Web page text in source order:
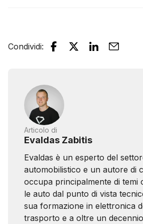
Condividi:
Articolo di
Evaldas Zabitis
Evaldas è un esperto del
automobilistico e un autore di
occupa principalmente di temi
le auto dal punto di vista
sua formazione in elettronica
trasporto e a oltre un